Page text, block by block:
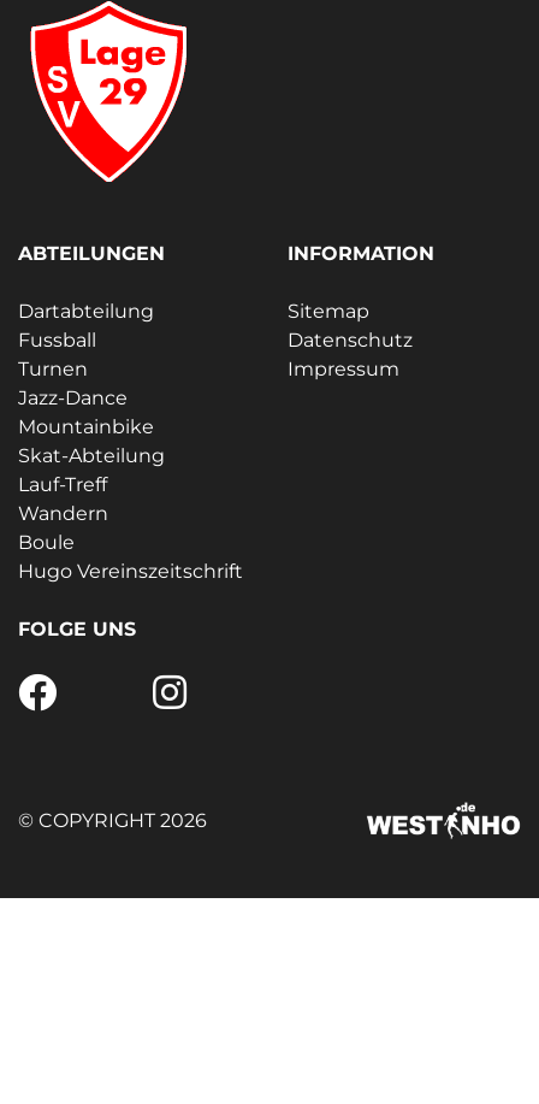
ABTEILUNGEN
Dartabteilung
Fussball
Turnen
Jazz-Dance
Mountainbike
Skat-Abteilung
Lauf-Treff
Wandern
Boule
Hugo Vereinszeitschrift
INFORMATION
Sitemap
Datenschutz
Impressum
FOLGE UNS
© COPYRIGHT 2026